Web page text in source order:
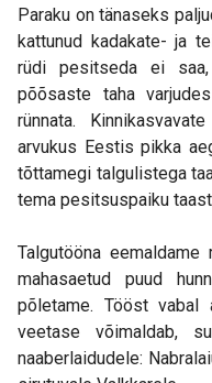
Paraku on tänaseks
kattunud kadakate- ja
rüdi pesitseda ei
põõsaste taha
rünnata.
arvukus Eestis pikka
tõttamegi talgulistega
tema pesitsuspaiku
Talgutööna eemaldame
mahasaetud puud
põletame. Tööst vabal
veetase võimaldab,
naaberlaidudele: